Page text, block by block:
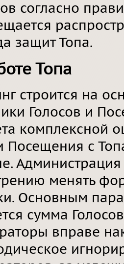
согласно
защит Топа.
Топа
строится на
Голосов и
комплексной
Посещения с
менять
Основным
сумма
вправе